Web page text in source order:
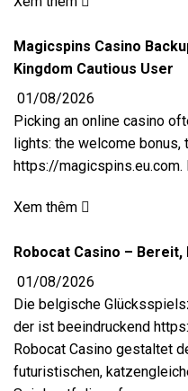
Magicspins Casino
Kingdom Cautious User
01/08/2026
Picking an online casino
lights: the welcome bonus,
https://magicspins.eu.com.
Xem thêm
Robocat Casino –
01/08/2026
Die belgische
der ist beeindruckend
Robocat Casino gestaltet
futuristischen,